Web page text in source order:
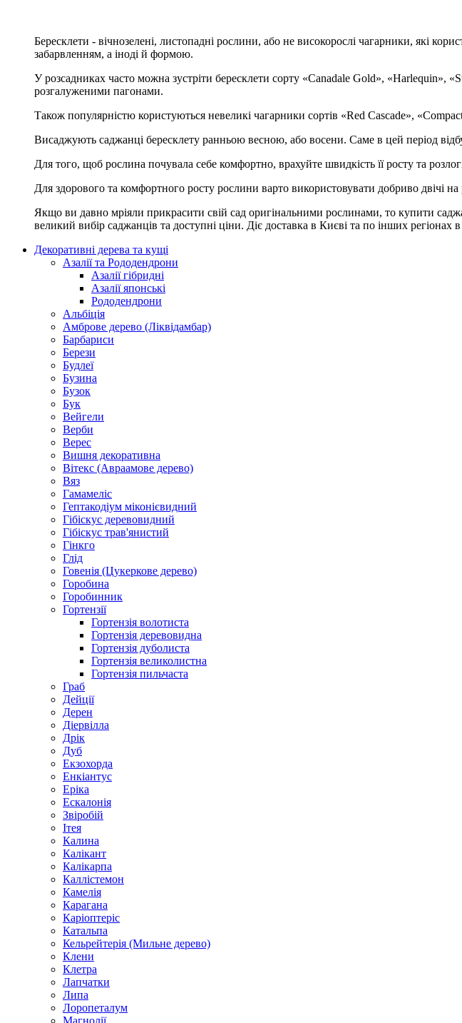
Бересклети - вічнозелені, листопадні рослини, або не високорослі чагарники, які
забарвленням, а іноді й формою.
У розсадниках часто можна зустріти бересклети сорту «Canadale Gold», «Harlequin»,
розгалуженими пагонами.
Також популярністю користуються невеликі чагарники сортів «Red Cascade»,
Висаджують саджанці бересклету ранньою весною, або восени. Саме в цей період
Для того, щоб рослина почувала себе комфортно, врахуйте швидкість її росту та
Для здорового та комфортного росту рослини варто використовувати добриво двічі
Якщо ви давно мріяли прикрасити свій сад оригінальними рослинами, то купити
великий вибір саджанців та доступні ціни. Діє доставка в Києві та по інших регіонах в
Декоративні дерева та кущі
Азалії та Рододендрони
Азалії гібридні
Азалії японські
Рододендрони
Альбіція
Амброве дерево (Ліквідамбар)
Барбариси
Берези
Будлеї
Бузина
Бузок
Бук
Вейгели
Верби
Верес
Вишня декоративна
Вітекс (Авраамове дерево)
Вяз
Гамамеліс
Гептакодіум міконієвидний
Гібіскус деревовидний
Гібіскус трав'янистий
Гінкго
Глід
Говенія (Цукеркове дерево)
Горобина
Горобинник
Гортензії
Гортензія волотиста
Гортензія деревовидна
Гортензія дуболиста
Гортензія великолистна
Гортензія пильчаста
Граб
Дейції
Дерен
Діервілла
Дрік
Дуб
Екзохорда
Енкіантус
Еріка
Ескалонія
Звіробій
Ітея
Калина
Калікант
Калікарпа
Каллістемон
Камелія
Карагана
Каріоптеріс
Катальпа
Кельрейтерія (Мильне дерево)
Клени
Клетра
Лапчатки
Липа
Лоропеталум
Магнолії